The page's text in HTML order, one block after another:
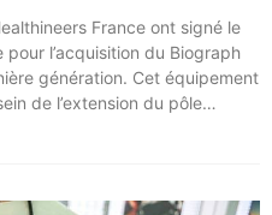
France ont signé le
l’acquisition du Biograph
génération. Cet équipement
de l’extension du pôle
au cœur même du